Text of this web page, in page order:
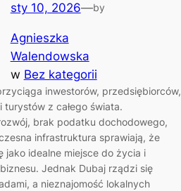
sty 10, 2026—by
Agnieszka
Walendowska
w Bez kategorii
inwestorów, przedsiębiorców,
turystów z całego świata.
brak podatku dochodowego,
infrastruktura sprawiają, że
jako idealne miejsce do życia i
Jednak Dubaj rządzi się
a nieznajomość lokalnych